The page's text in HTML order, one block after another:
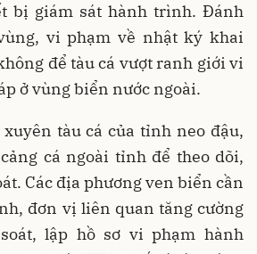
bị giám sát hành trình. Đánh
vi phạm về nhật ký khai
để tàu cá vượt ranh giới vi
ở vùng biển nước ngoài.
tàu cá của tỉnh neo đậu,
cá ngoài tỉnh để theo dõi,
Các địa phương ven biển cần
đơn vị liên quan tăng cường
lập hồ sơ vi phạm hành